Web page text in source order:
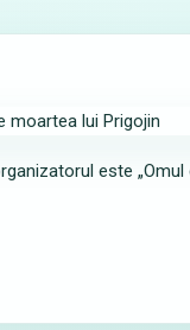
este „Omul